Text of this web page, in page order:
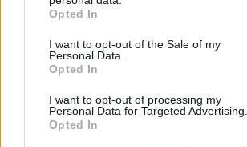
Opted In
I want to opt-out of the Sale of my
Personal Data.
Opted In
I want to opt-out of processing my
Personal Data for Targeted Advertising.
Opted In
Történelmi aszály sújtja
Britanniát is